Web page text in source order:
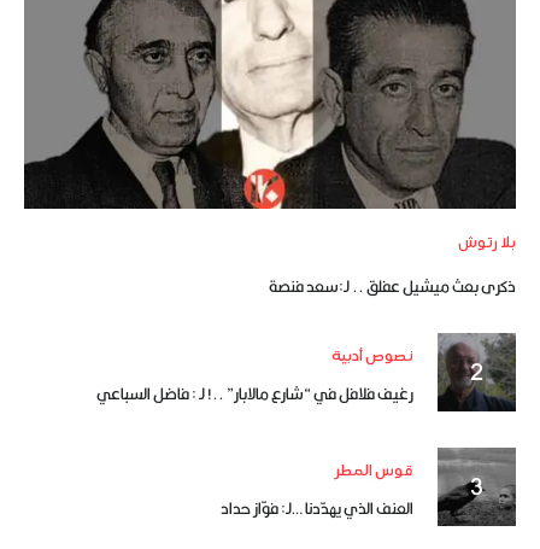
بلا رتوش
ذكرى بعث ميشيل عفلق .. لـ:سعد فنصة
نصوص أدبية
رغيف فلافل في “شارع مالابار” ..! لـ : فاضل السباعي
قوس المطر
العنف الذي يهدّدنا …لـ: فوّاز حداد